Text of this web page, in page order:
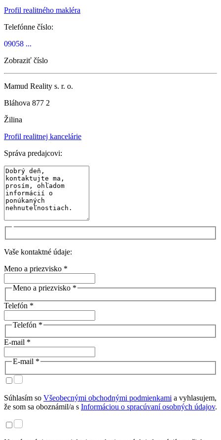
Profil realitného makléra
Telefónne číslo:
09058 ...
Zobraziť číslo
Mamud Reality s. r. o.
Bláhova 877 2
Žilina
Profil realitnej kancelárie
Správa predajcovi:
Vaše kontaktné údaje:
Meno a priezvisko *
Meno a priezvisko *
Telefón *
Telefón *
E-mail *
E-mail *
Súhlasím so Všeobecnými obchodnými podmienkami a vyhlasujem,
že som sa oboznámil/a s Informáciou o spracúvaní osobných údajov.